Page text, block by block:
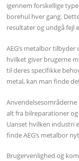
igennem forskellige
borehul hver gang.
resultater og undgå fejl
AEG’s metalbor
hvilket giver brugerne
til deres specifikke
metal, kan man finde
Anvendelsesområderne
alt fra bilreparationer
Uanset hvilken industri
finde AEG’s metalbor
Brugervenlighed og